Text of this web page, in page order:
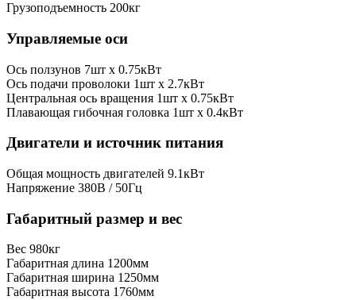
Грузоподъемность 200кг
Управляемые оси
Ось ползунов 7шт x 0.75кВт
Ось подачи проволоки 1шт x 2.7кВт
Центральная ось вращения 1шт x 0.75кВт
Плавающая гибочная головка 1шт x 0.4кВт
Двигатели и источник питания
Общая мощность двигателей 9.1кВт
Напряжение 380В / 50Гц
Габаритный размер и вес
Вес 980кг
Габаритная длина 1200мм
Габаритная ширина 1250мм
Габаритная высота 1760мм